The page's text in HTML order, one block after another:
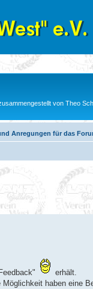
von Theo
Anregungen für das
erhält.
haben eine